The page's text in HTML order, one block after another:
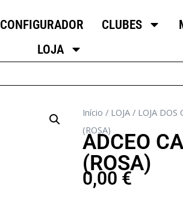
CONFIGURADOR CLUBES
LOJA
Início / LOJA / LOJA DOS
(ROSA)
ADCEO
(ROSA)
0,00 €